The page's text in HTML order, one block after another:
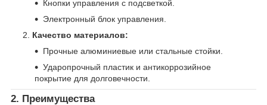
Кнопки управления с подсветкой.
Электронный блок управления.
Качество материалов:
Прочные алюминиевые или стальные стойки.
Ударопрочный пластик и антикоррозийное
покрытие для долговечности.
2. Преимущества